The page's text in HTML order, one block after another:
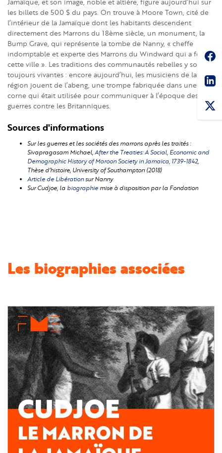
les billets de 500 $ du pays. On trouve à Moore Town, cité de
l’intérieur de la Jamaïque dont les habitants descendent
directement des Marrons du 18ème siècle, un monument, la
Bump Grave, qui représente la tombe de Nanny, « cheffe
indomptable et experte des Marrons du Windward qui a fondé
cette ville ». Les traditions des communautés rebelles y sont
toujours vivantes : encore aujourd’hui, les musiciens de la
région jouent de l’abeng, une trompe fabriquée dans une
corne qui était utilisée pour communiquer à l’époque des
guerres contre les Britanniques.
Sources d'informations
Sur les guerres et les sociétés des marrons après les traités :
Sivapragasam Michael,After the Treaties: A Social, Economic and
Demographic History of Maroon Society in Jamaica, 1739-1842,
Thèse d’histoire, University of Southampton (2018)
Article de Libérationsur Nanny
Sur Cudjoe, la biographie mise à disposition par la Fondation
Les biographies associées
Image